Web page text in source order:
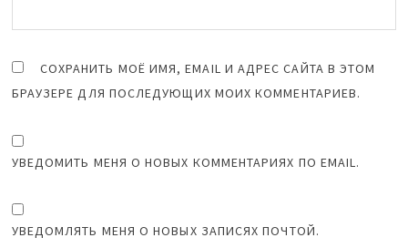
СОХРАНИТЬ МОЁ ИМЯ, EMAIL И АДРЕС САЙТА В ЭТОМ
БРАУЗЕРЕ ДЛЯ ПОСЛЕДУЮЩИХ МОИХ КОММЕНТАРИЕВ.
УВЕДОМИТЬ МЕНЯ О НОВЫХ КОММЕНТАРИЯХ ПО EMAIL.
УВЕДОМЛЯТЬ МЕНЯ О НОВЫХ ЗАПИСЯХ ПОЧТОЙ.